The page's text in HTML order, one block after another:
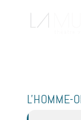
L'HOMME-